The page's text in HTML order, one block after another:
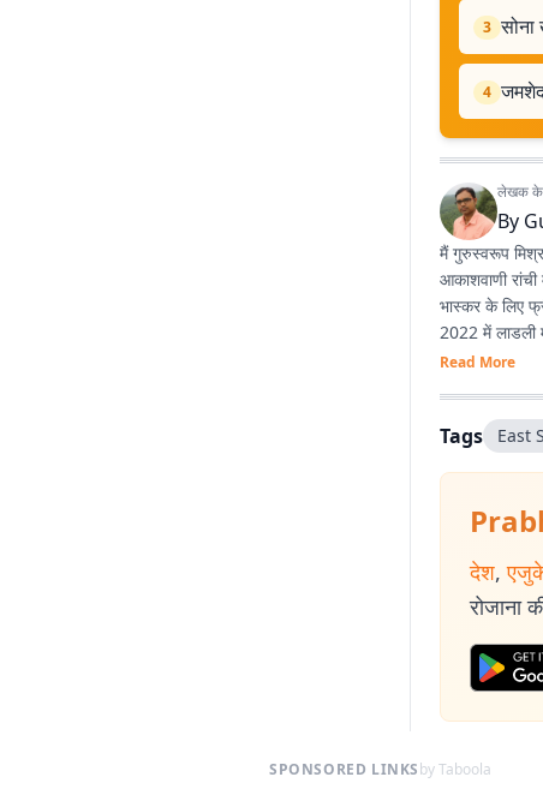
3
4
लेखक के
By
मैं गुरुस्वरूप
आकाशवाणी
भास्कर के लिए
2022 में लाडली
Read More
Tags East
देश,
रोजाना
SPONSORED LINKSby Taboola